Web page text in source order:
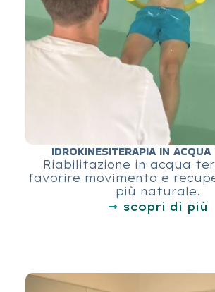
IDROKINESITERAPIA IN
Riabilitazione in acqua
favorire movimento e
più naturale.
scopri di più